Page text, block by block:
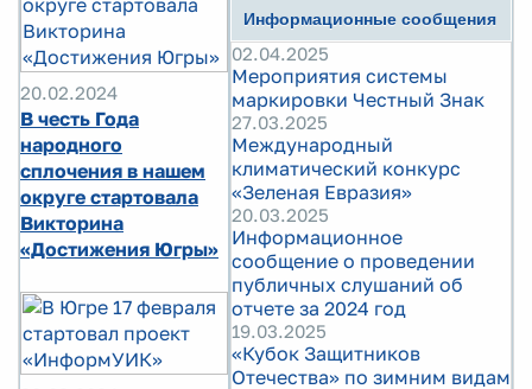
20.02.2024
В честь Года
народного
сплочения в нашем
округе стартовала
Викторина
«Достижения Югры»
Информационные сообщения
02.04.2025
Мероприятия системы
маркировки Честный Знак
27.03.2025
Международный
климатический конкурс
«Зеленая Евразия»
20.03.2025
Информационное
сообщение о проведении
публичных слушаний об
отчете за 2024 год
19.03.2025
«Кубок Защитников
Отечества» по зимним видам